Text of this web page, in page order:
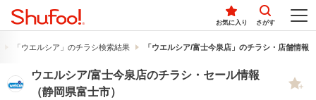
お気に入り さがす
「ウエルシア」のチラシ検索結果 「ウエルシア/富士今泉店」のチラシ・店舗情報
ウエルシア/富士今泉店のチラシ・セール情報
（静岡県富士市）